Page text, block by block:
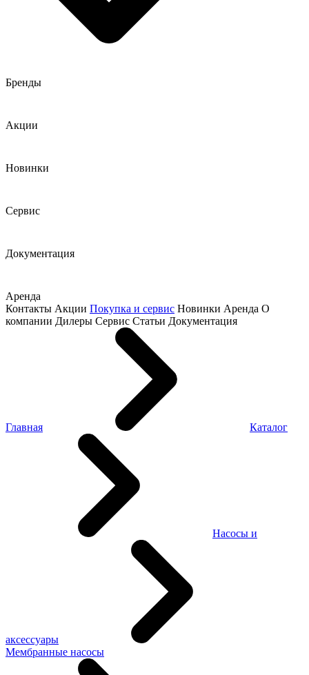
Бренды
Акции
Новинки
Сервис
Документация
Аренда
Контакты Акции Покупка и сервис Новинки Аренда О
компании Дилеры Сервис Статьи Документация
Главная Каталог
Насосы и
аксессуары
Мембранные насосы